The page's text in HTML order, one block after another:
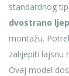
standardnog
dvostrano
montažu.
zalijepiti lajsnu
Ovaj model